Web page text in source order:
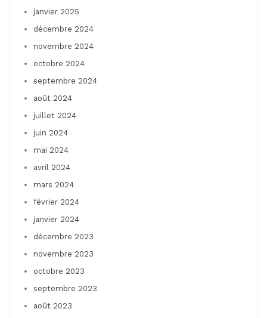
janvier 2025
décembre 2024
novembre 2024
octobre 2024
septembre 2024
août 2024
juillet 2024
juin 2024
mai 2024
avril 2024
mars 2024
février 2024
janvier 2024
décembre 2023
novembre 2023
octobre 2023
septembre 2023
août 2023